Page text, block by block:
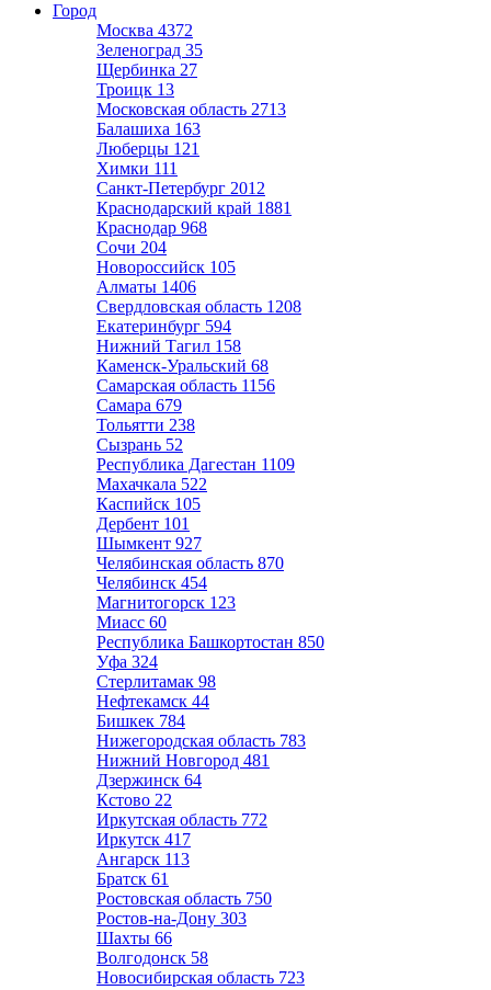
Город
Москва 4372
Зеленоград 35
Щербинка 27
Троицк 13
Московская область 2713
Балашиха 163
Люберцы 121
Химки 111
Санкт-Петербург 2012
Краснодарский край 1881
Краснодар 968
Сочи 204
Новороссийск 105
Алматы 1406
Свердловская область 1208
Екатеринбург 594
Нижний Тагил 158
Каменск-Уральский 68
Самарская область 1156
Самара 679
Тольятти 238
Сызрань 52
Республика Дагестан 1109
Махачкала 522
Каспийск 105
Дербент 101
Шымкент 927
Челябинская область 870
Челябинск 454
Магнитогорск 123
Миасс 60
Республика Башкортостан 850
Уфа 324
Стерлитамак 98
Нефтекамск 44
Бишкек 784
Нижегородская область 783
Нижний Новгород 481
Дзержинск 64
Кстово 22
Иркутская область 772
Иркутск 417
Ангарск 113
Братск 61
Ростовская область 750
Ростов-на-Дону 303
Шахты 66
Волгодонск 58
Новосибирская область 723